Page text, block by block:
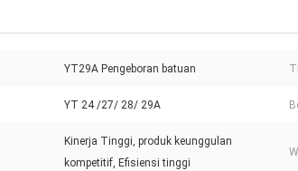
YT29A Pengeboran batuan
YT 24 /27/ 28/ 29A
Kinerja Tinggi, produk keunggulan
kompetitif, Efisiensi tinggi